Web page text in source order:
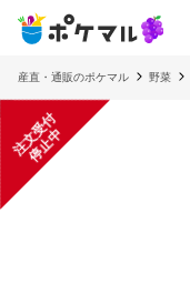
産直・通販のポケマル 野菜
注
文
受
付
停
止
中